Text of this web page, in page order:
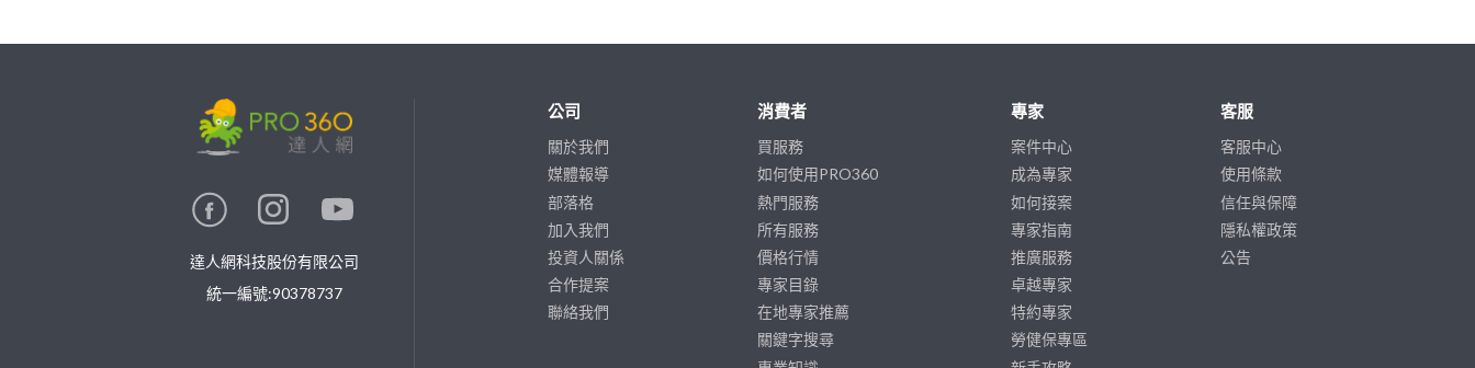
達人網科技股份有限公司
統一編號:90378737
公司
關於我們
媒體報導
部落格
加入我們
投資人關係
合作提案
聯絡我們
消費者
買服務
如何使用PRO360
熱門服務
所有服務
價格行情
專家目錄
在地專家推薦
關鍵字搜尋
專家
案件中心
成為專家
如何接案
專家指南
推廣服務
卓越專家
特約專家
勞健保專區
客服
客服中心
使用條款
信任與保障
隱私權政策
公告